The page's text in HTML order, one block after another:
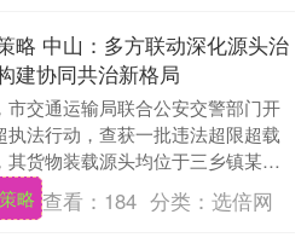
略 中山：多方联动深化源头治
建协同共治新格局
市交通运输局联合公安交警部门开
执法行动，查获一批违法超限超载
其货物装载源头均位于三乡镇某排
程，市交通运输局第一时间联合市
开展执法检....
略 查看： 184 分类：选倍网